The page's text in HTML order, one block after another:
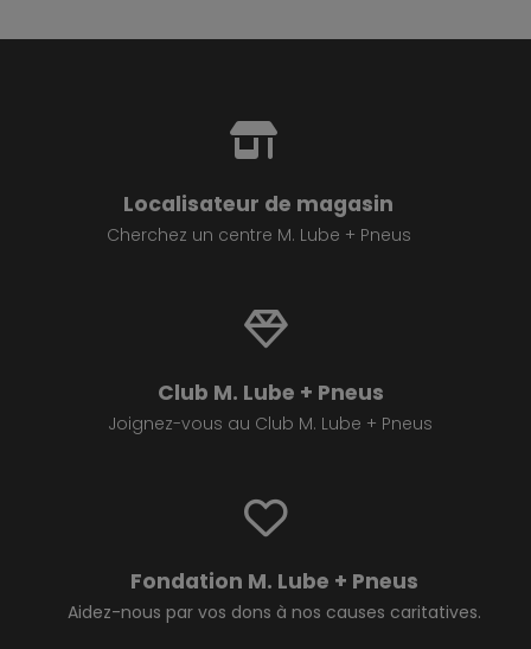
Localisateur de magasin
Cherchez un centre M. Lube + Pneus
Club M. Lube + Pneus
Joignez-vous au Club M. Lube + Pneus
Fondation M. Lube + Pneus
Aidez-nous par vos dons à nos causes caritatives.